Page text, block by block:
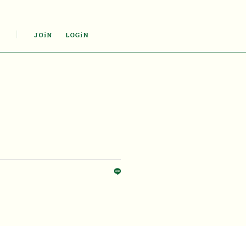
JOiN LOGiN